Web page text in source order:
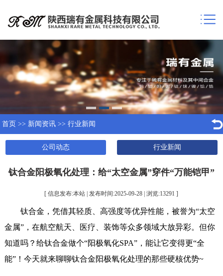
首页 >> 新闻资讯 >> 行业新闻
公司动态 行业新闻
钛合金阳极氧化处理：给“太空金属”穿件“万能铠甲”
[ 信息发布:本站 | 发布时间:2025-09-28 | 浏览:13291 ]
钛合金，凭借其轻质、高强度等优异性能，被誉为“太空
金属”，在航空航天、医疗、装饰等众多领域大放异彩。但你
知道吗？给钛合金做个“阳极氧化SPA”，能让它变得更“全
能”！今天就来聊聊钛合金阳极氧化处理的那些硬核优势~